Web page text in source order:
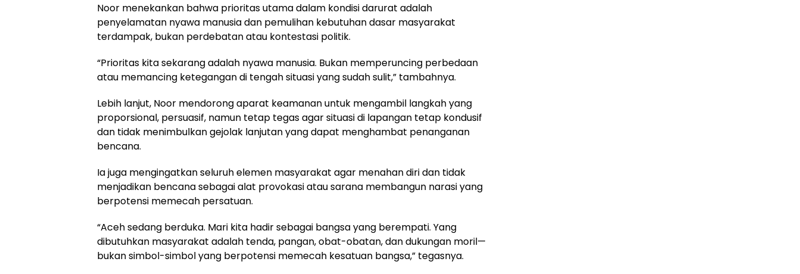
Noor menekankan bahwa prioritas utama dalam kondisi darurat adalah
penyelamatan nyawa manusia dan pemulihan kebutuhan dasar masyarakat
terdampak, bukan perdebatan atau kontestasi politik.
“Prioritas kita sekarang adalah nyawa manusia. Bukan memperuncing perbedaan
atau memancing ketegangan di tengah situasi yang sudah sulit,” tambahnya.
Lebih lanjut, Noor mendorong aparat keamanan untuk mengambil langkah yang
proporsional, persuasif, namun tetap tegas agar situasi di lapangan tetap kondusif
dan tidak menimbulkan gejolak lanjutan yang dapat menghambat penanganan
bencana.
Ia juga mengingatkan seluruh elemen masyarakat agar menahan diri dan tidak
menjadikan bencana sebagai alat provokasi atau sarana membangun narasi yang
berpotensi memecah persatuan.
“Aceh sedang berduka. Mari kita hadir sebagai bangsa yang berempati. Yang
dibutuhkan masyarakat adalah tenda, pangan, obat-obatan, dan dukungan moril—
bukan simbol-simbol yang berpotensi memecah kesatuan bangsa,” tegasnya.